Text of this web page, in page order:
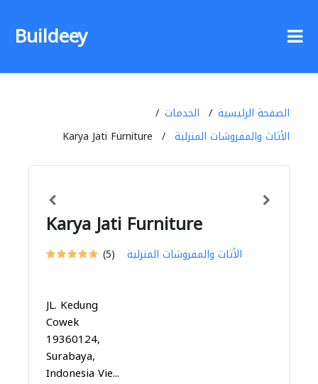
Buildeey
الصفحة الرئيسية
الخدمات
الأثاث والمفروشات المنزلية
Karya Jati Furniture
Karya Jati Furniture
(5) الأثاث والمفروشات المنزلية
JL. Kedung
Cowek
19360124,
Surabaya,
Indonesia Vie...